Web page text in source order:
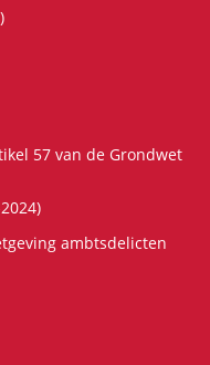
57 van de Grondwet
ambtsdelicten